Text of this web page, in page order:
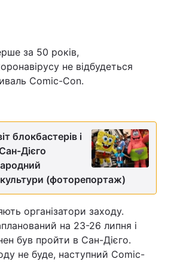
за 50 років,
не відбудеться
Comic-Con.
блокбастерів і
Дієго
(фоторепортаж)
організатори заходу.
на 23-26 липня і
був пройти в Сан-Дієго.
не буде, наступний Comic-